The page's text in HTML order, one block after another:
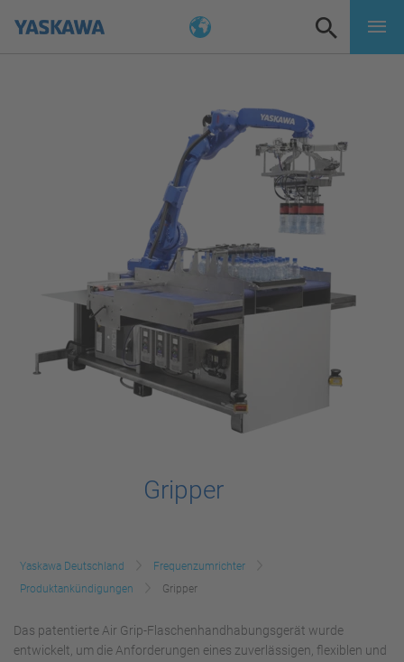
Gripper
Yaskawa Deutschland
Frequenzumrichter
Produktankündigungen
Gripper
Das patentierte Air Grip-Flaschenhandhabungsgerät wurde
entwickelt, um die Anforderungen eines zuverlässigen, flexiblen und